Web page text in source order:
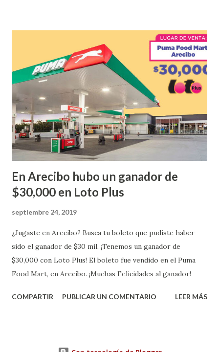
ganador fue vendido en la farmacia Yarimar de la
Urbanización Las Lomas en el Municipio de San Juan
¡Enhorabuena que lo disfrute!
...
En Arecibo hubo un ganador de
$30,000 en Loto Plus
septiembre 24, 2019
¿Jugaste en Arecibo? Busca tu boleto que pudiste haber
sido el ganador de $30 mil. ¡Tenemos un ganador de
$30,000 con Loto Plus! El boleto fue vendido en el Puma
Food Mart, en Arecibo. ¡Muchas Felicidades al ganador!
COMPARTIR PUBLICAR UN COMENTARIO LEER MÁS